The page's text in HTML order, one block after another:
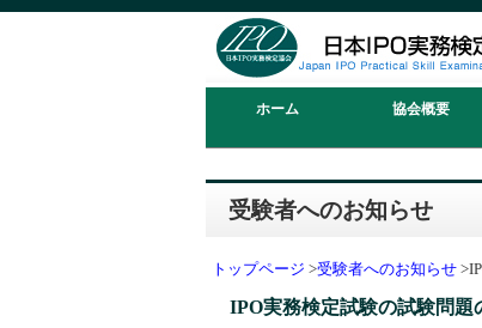
ホーム 協会概要
受験者へのお知らせ
トップページ >受験者へのお知らせ
IPO実務検定試験の試験問題